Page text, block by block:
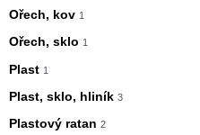
Ořech, kov 1
Ořech, sklo 1
Plast 1
Plast, sklo, hliník 3
Plastový ratan 2